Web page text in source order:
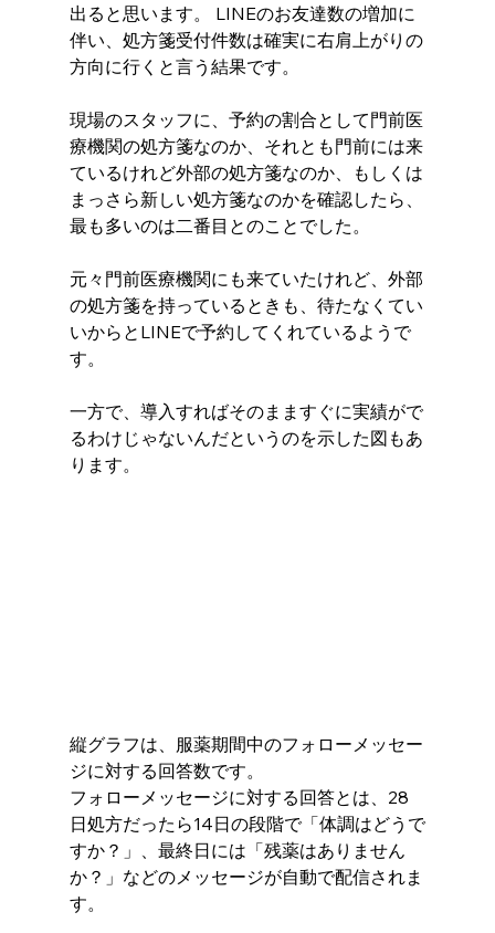
出ると思います。 LINEのお友達数の増加に
伴い、処方箋受付件数は確実に右肩上がりの
方向に行くと言う結果です。
現場のスタッフに、予約の割合として門前医
療機関の処方箋なのか、それとも門前には来
ているけれど外部の処方箋なのか、もしくは
まっさら新しい処方箋なのかを確認したら、
最も多いのは二番目とのことでした。
元々門前医療機関にも来ていたけれど、外部
の処方箋を持っているときも、待たなくてい
いからとLINEで予約してくれているようで
す。
一方で、導入すればそのまますぐに実績がで
るわけじゃないんだというのを示した図もあ
ります。
縦グラフは、服薬期間中のフォローメッセー
ジに対する回答数です。
フォローメッセージに対する回答とは、28
日処方だったら14日の段階で「体調はどうで
すか？」、最終日には「残薬はありません
か？」などのメッセージが自動で配信されま
す。